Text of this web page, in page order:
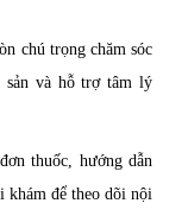
chú trọng chăm sóc
sản và hỗ trợ tâm lý
thuốc, hướng dẫn
khám để theo dõi nội